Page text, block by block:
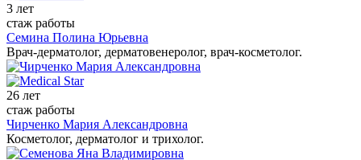
3 лет
стаж работы
Семина Полина Юрьевна
Врач-дерматолог, дерматовенеролог, врач-косметолог.
26 лет
стаж работы
Чирченко Мария Александровна
Косметолог, дерматолог и трихолог.